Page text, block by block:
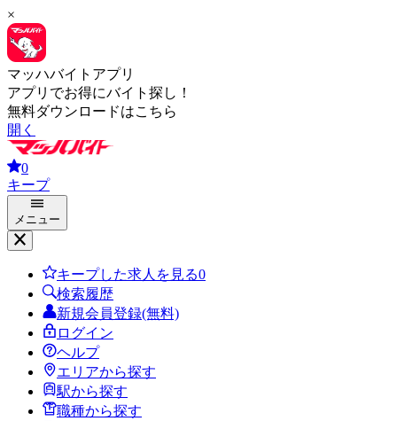
×
マッハバイトアプリ
アプリでお得にバイト探し！
無料ダウンロードはこちら
開く
0
キープ
メニュー
キープした求人を見る0
検索履歴
新規会員登録(無料)
ログイン
ヘルプ
エリアから探す
駅から探す
職種から探す